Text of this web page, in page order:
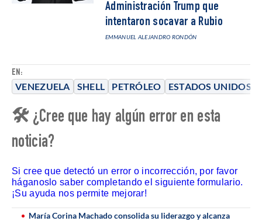
EN:
VENEZUELA SHELL PETRÓLEO ESTADOS UNIDOS
Administración Trump que
intentaron socavar a Rubio
EMMANUEL ALEJANDRO RONDÓN
🛠 ¿Cree que hay algún error en esta
noticia?
Si cree que detectó un error o incorrección, por favor
háganoslo saber completando el siguiente formulario.
¡Su ayuda nos permite mejorar!
María Corina Machado consolida su liderazgo y alcanza